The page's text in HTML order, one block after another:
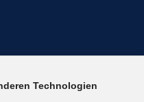
Technologien